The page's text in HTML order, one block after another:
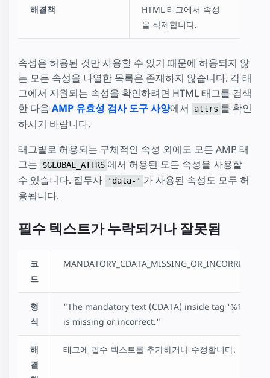
해결책
HTML 태그에서 속성
을 삭제합니다.
속성은 허용된 것만 사용할 수 있기 때문에 허용되지 않
는 모든 속성을 나열한 목록은 존재하지 않습니다. 각 태
그에서 지원되는 속성을 확인하려면 HTML 태그를 검색
한 다음 AMP 유효성 검사 도구 사양에서 attrs 를 확인
하시기 바랍니다.
태그별로 허용되는 구체적인 속성 외에도 모든 AMP 태
그는
$GLOBAL_ATTRS 에서 허용된 모든 속성을 사용할
수 있습니다. 접두사
'data-' 가 사용된 속성도 모두 허
용됩니다.
필수 텍스트가 누락되거나 잘못됨
코
드
MANDATORY_CDATA_MISSING_OR_INCORRECT
형
식
"The mandatory text (CDATA) inside tag '%1'
is missing or incorrect."
해
결
태그에 필수 텍스트를 추가하거나 수정합니다.